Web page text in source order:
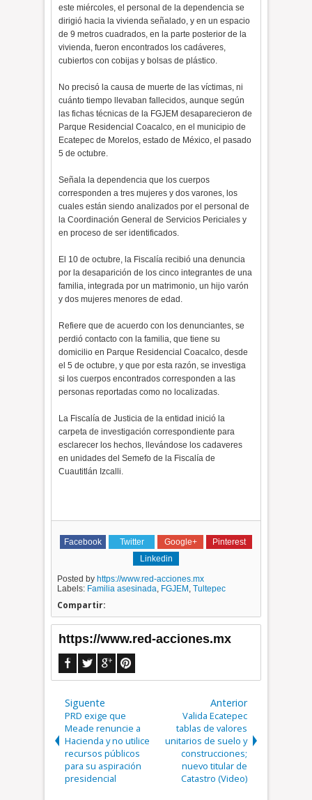
este miércoles, el personal de la dependencia se
dirigió hacia la vivienda señalado, y en un espacio
de 9 metros cuadrados, en la parte posterior de la
vivienda, fueron encontrados los cadáveres,
cubiertos con cobijas y bolsas de plástico.
No precisó la causa de muerte de las víctimas, ni
cuánto tiempo llevaban fallecidos, aunque según
las fichas técnicas de la FGJEM desaparecieron de
Parque Residencial Coacalco, en el municipio de
Ecatepec de Morelos, estado de México, el pasado
5 de octubre.
Señala la dependencia que los cuerpos
corresponden a tres mujeres y dos varones, los
cuales están siendo analizados por el personal de
la Coordinación General de Servicios Periciales y
en proceso de ser identificados.
El 10 de octubre, la Fiscalía recibió una denuncia
por la desaparición de los cinco integrantes de una
familia, integrada por un matrimonio, un hijo varón
y dos mujeres menores de edad.
Refiere que de acuerdo con los denunciantes, se
perdió contacto con la familia, que tiene su
domicilio en Parque Residencial Coacalco, desde
el 5 de octubre, y que por esta razón, se investiga
si los cuerpos encontrados corresponden a las
personas reportadas como no localizadas.
La Fiscalía de Justicia de la entidad inició la
carpeta de investigación correspondiente para
esclarecer los hechos, llevándose los cadaveres
en unidades del Semefo de la Fiscalía de
Cuautitlán Izcalli.
Facebook Twitter Google+
Pinterest
Linkedin
Posted by https://www.red-acciones.mx
Labels: Familia asesinada, FGJEM ,Tultepec
Compartir:
https://www.red-acciones.mx
Siguente
PRD exige que
Meade renuncie a
Hacienda y no utilice
recursos públicos
para su aspiración
presidencial
Anterior
Valida Ecatepec
tablas de valores
unitarios de suelo y
construcciones;
nuevo titular de
Catastro (Video)